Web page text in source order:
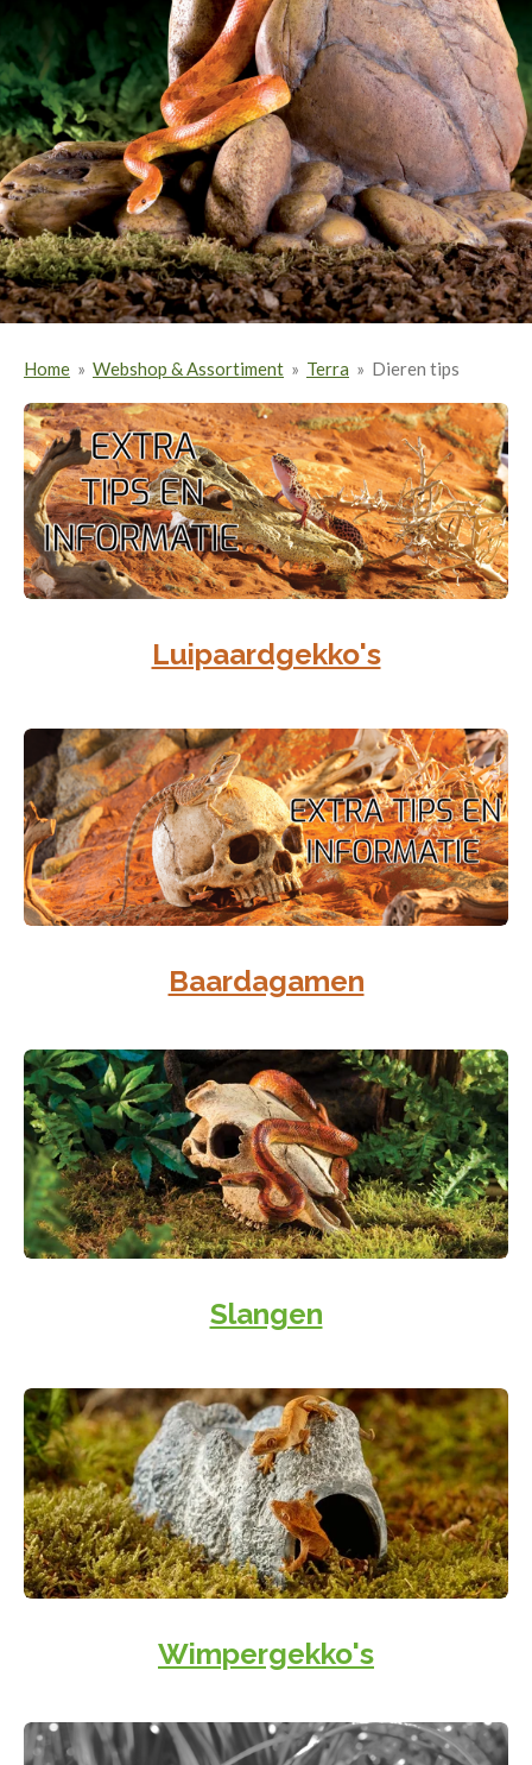
Home » Webshop & Assortiment » Terra » Dieren tips
Luipaardgekko's
Baardagamen
Slangen
Wimpergekko's